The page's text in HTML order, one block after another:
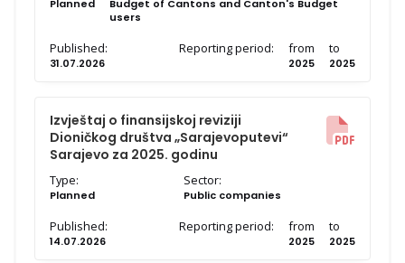
Planned
Budget of Cantons and Canton's Budget
users
Published:
31.07.2026
Reporting period: from
2025
to
2025
Izvještaj o finansijskoj reviziji
Dioničkog društva „Sarajevoputevi“
Sarajevo za 2025. godinu
Type:
Planned
Sector:
Public companies
Published:
14.07.2026
Reporting period: from
2025
to
2025